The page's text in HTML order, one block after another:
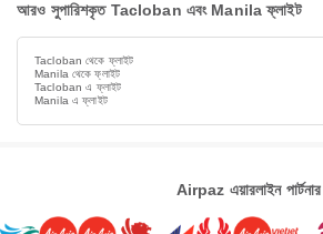
আরও সুপারিশকৃত Tacloban এবং Manila ফ্লাইট
Tacloban থেকে ফ্লাইট
Manila থেকে ফ্লাইট
Tacloban এ ফ্লাইট
Manila এ ফ্লাইট
Airpaz এয়ারলাইন পার্টনার